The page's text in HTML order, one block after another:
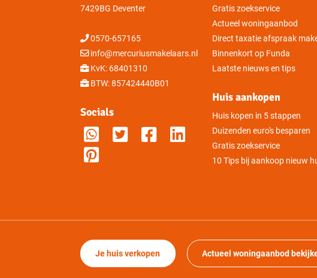
7429BG Deventer
0570-657165
info@mercuriusmakelaars.nl
KvK: 68401310
BTW: 857424440B01
Socials
Gratis zoekservice
Actueel woningaanbod
Direct taxatie afspraak
Binnenkort op Funda
Laatste nieuws en tips
Huis aankopen
Huis kopen in 5 stappen
Duizenden euro's besparen
Gratis zoekservice
10 Tips bij aankoop nieuw
Je huis verkopen Actueel woningaanbod